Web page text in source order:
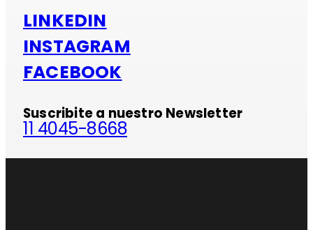
LINKEDIN
INSTAGRAM
FACEBOOK
Suscribite a nuestro Newsletter
11 4045-8668